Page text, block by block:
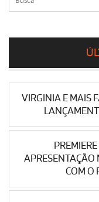
VIRGINIA E MAIS
APRESENTAÇÃO
COM O